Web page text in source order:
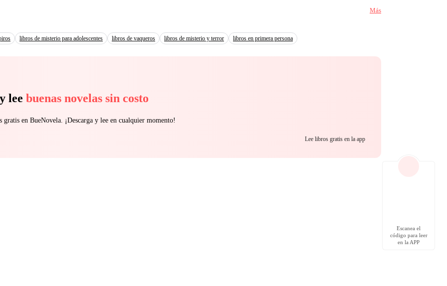
Más
libros de misterio para adolescentes libros de vaqueros libros de misterio y terror libros en primera persona
lee buenas novelas sin costo
gratis en BueNovela. ¡Descarga y lee en cualquier momento!
Lee libros gratis en la app
Escanea el
código para leer
en la APP